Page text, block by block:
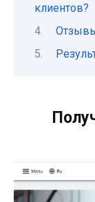
клиентов?